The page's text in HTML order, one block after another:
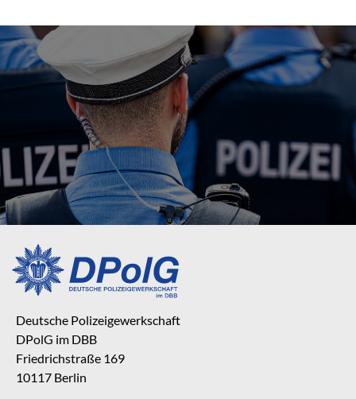
Deutsche Polizeigewerkschaft
DPolG im DBB
Friedrichstraße 169
10117 Berlin